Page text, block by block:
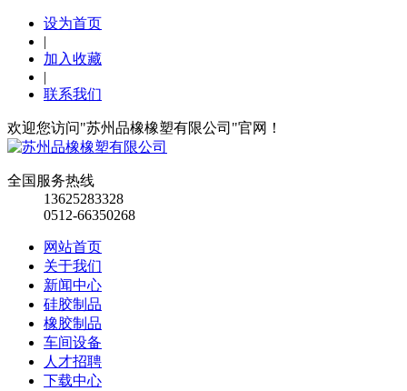
设为首页
|
加入收藏
|
联系我们
欢迎您访问"苏州品橡橡塑有限公司"官网！
全国服务热线
13625283328
0512-66350268
网站首页
关于我们
新闻中心
硅胶制品
橡胶制品
车间设备
人才招聘
下载中心